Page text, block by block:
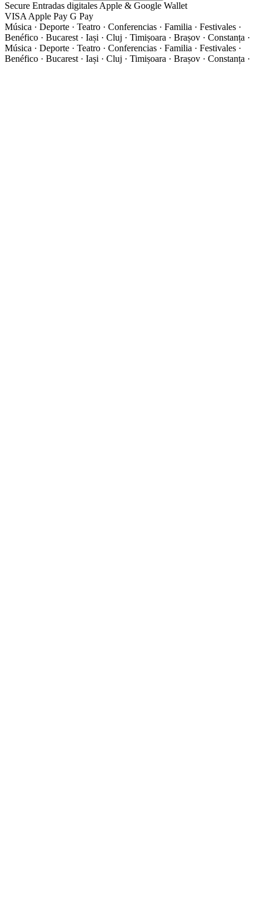
Secure Entradas digitales Apple & Google Wallet
VISA Apple Pay G Pay
Música · Deporte · Teatro · Conferencias · Familia · Festivales ·
Benéfico · Bucarest · Iași · Cluj · Timișoara · Brașov · Constanța ·
Música · Deporte · Teatro · Conferencias · Familia · Festivales ·
Benéfico · Bucarest · Iași · Cluj · Timișoara · Brașov · Constanța ·